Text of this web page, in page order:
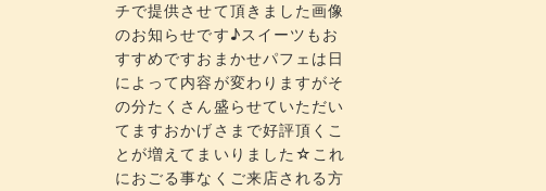
チで提供させて頂きました画像
のお知らせです♪スイーツもお
すすめですおまかせパフェは日
によって内容が変わりますがそ
の分たくさん盛らせていただい
てます​​​おかげさまで好評頂くこ
とが増えてまいりました☆​​これ
におごる事なくご来店される方